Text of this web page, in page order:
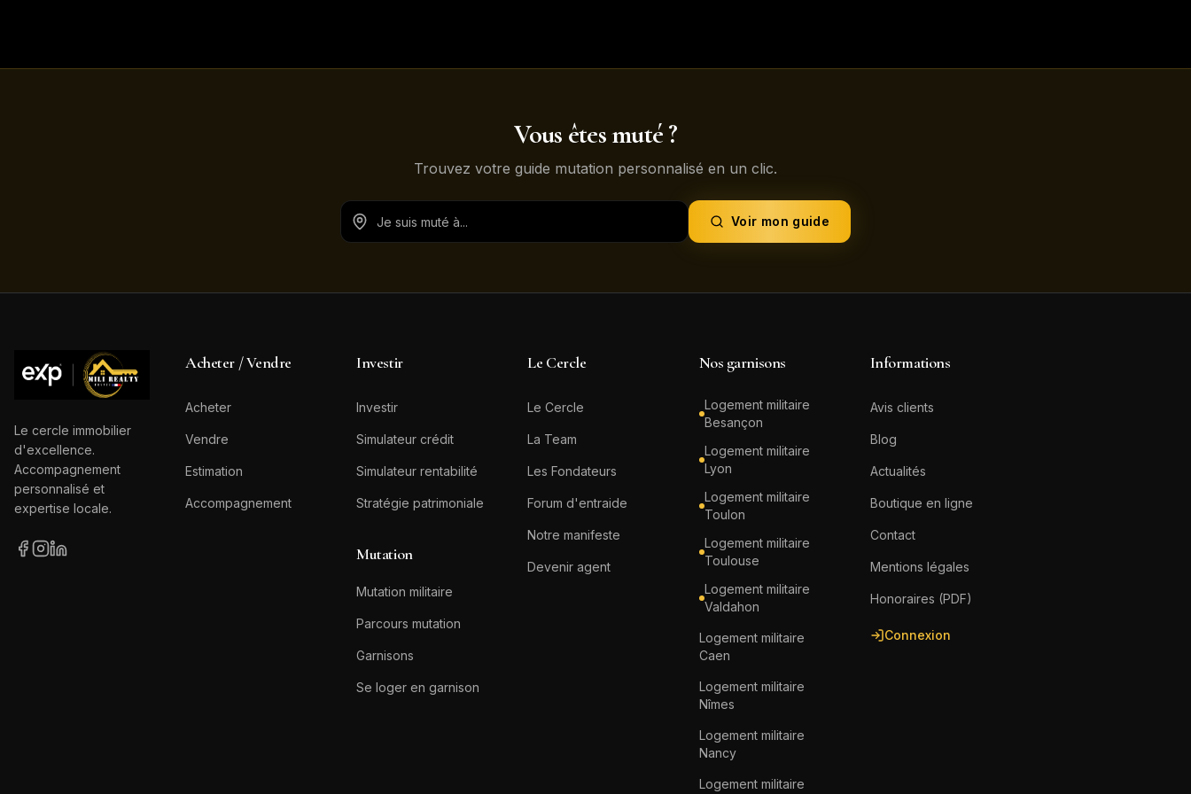
Vous êtes muté ?
Trouvez votre guide mutation personnalisé en un clic.
Voir mon guide
Le cercle immobilier
d'excellence.
Accompagnement
personnalisé et
expertise locale.
Acheter / Vendre
Acheter
Vendre
Estimation
Accompagnement
Investir
Investir
Simulateur crédit
Simulateur rentabilité
Stratégie patrimoniale
Mutation
Mutation militaire
Parcours mutation
Garnisons
Se loger en garnison
Le Cercle
Le Cercle
La Team
Les Fondateurs
Forum d'entraide
Notre manifeste
Devenir agent
Nos garnisons
Logement militaire
Besançon
Logement militaire
Lyon
Logement militaire
Toulon
Logement militaire
Toulouse
Logement militaire
Valdahon
Logement militaire
Caen
Logement militaire
Nîmes
Logement militaire
Nancy
Logement militaire
Informations
Avis clients
Blog
Actualités
Boutique en ligne
Contact
Mentions légales
Honoraires (PDF)
Connexion